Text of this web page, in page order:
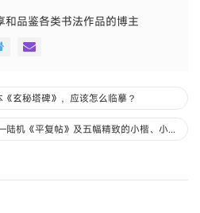
和品鉴各类书法作品的博主
玄秘塔碑》，应该怎么临摹？
下一篇：九大“镇国之宝”之一——陆机《平复帖》及五幅精致的小楷、小行草